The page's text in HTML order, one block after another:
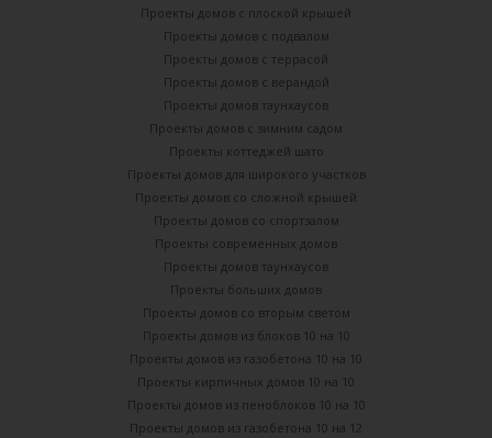
Проекты домов с плоской крышей
Проекты домов с подвалом
Проекты домов с террасой
Проекты домов с верандой
Проекты домов таунхаусов
Проекты домов с зимним садом
Проекты коттеджей шато
Проекты домов для широкого участков
Проекты домов со сложной крышей
Проекты домов со спортзалом
Проекты современных домов
Проекты домов таунхаусов
Проекты больших домов
Проекты домов со вторым светом
Проекты домов из блоков 10 на 10
Проекты домов из газобетона 10 на 10
Проекты кирпичных домов 10 на 10
Проекты домов из пеноблоков 10 на 10
Проекты домов из газобетона 10 на 12